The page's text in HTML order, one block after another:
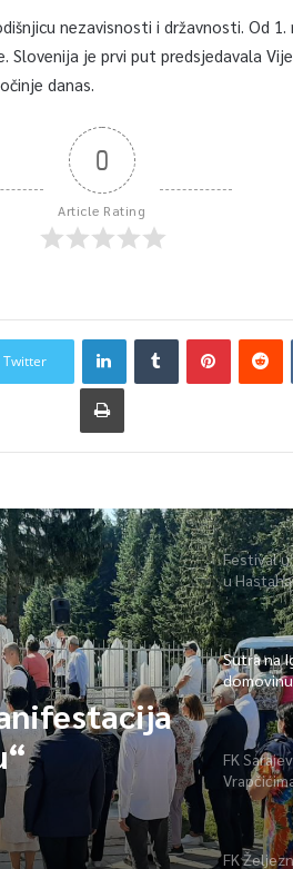
nezavisnosti i državnosti. Od 1.
Slovenija je prvi put predsjedavala
danas.
0
Article Rating
Twitter
Festival
u
Sutra na
FK
FK